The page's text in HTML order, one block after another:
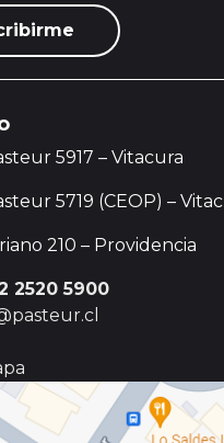
5917 – Vitacura
5719 (CEOP) –
210 – Providencia
2520 5900